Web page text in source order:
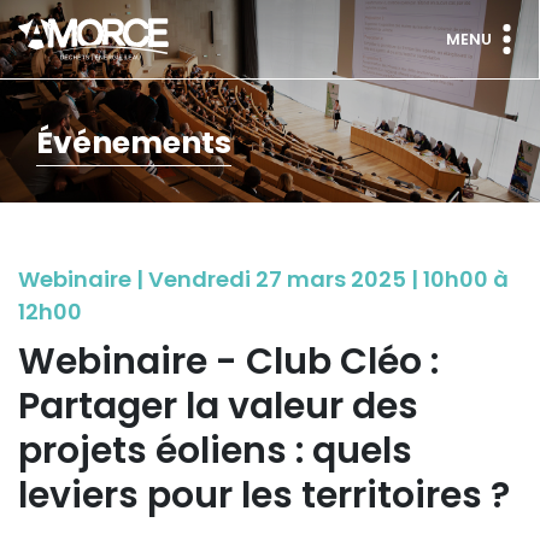
MENU
Événements
Webinaire | Vendredi 27 mars 2025 | 10h00 à
12h00
Webinaire - Club Cléo :
Partager la valeur des
projets éoliens : quels
leviers pour les territoires ?